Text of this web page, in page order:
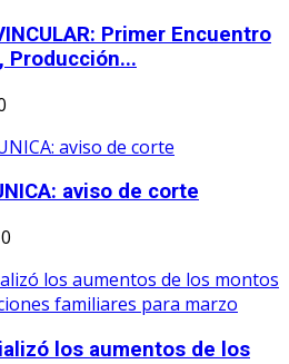
Primer Encuentro
Producción...
aviso de corte
0
los aumentos de los